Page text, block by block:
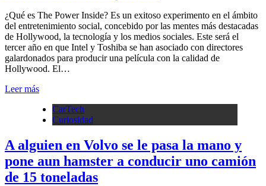
¿Qué es The Power Inside? Es un exitoso experimento en el ámbito
del entretenimiento social, concebido por las mentes más destacadas
de Hollywood, la tecnología y los medios sociales. Este será el
tercer año en que Intel y Toshiba se han asociado con directores
galardonados para producir una película con la calidad de
Hollywood. El…
Leer más
CarTech
Curiosidad
A alguien en Volvo se le pasa la mano y
pone aun hamster a conducir uno camión
de 15 toneladas